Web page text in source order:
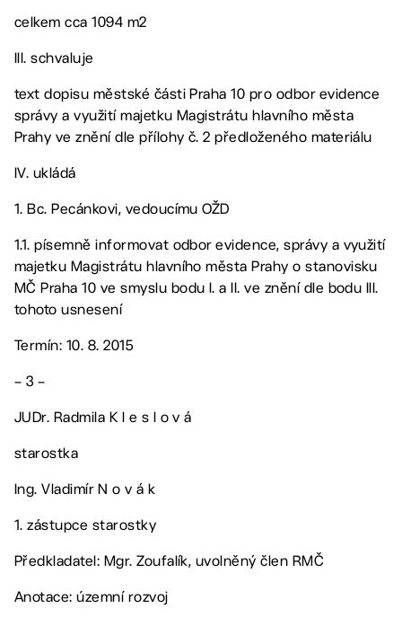
celkem cca 1094 m2
III. schvaluje
text dopisu městské části Praha 10 pro odbor evidence
správy a využití majetku Magistrátu hlavního města
Prahy ve znění dle přílohy č. 2 předloženého materiálu
IV. ukládá
1. Bc. Pecánkovi, vedoucímu OŽD
1.1. písemně informovat odbor evidence, správy a využití
majetku Magistrátu hlavního města Prahy o stanovisku
MČ Praha 10 ve smyslu bodu I. a II. ve znění dle bodu III.
tohoto usnesení
Termín: 10. 8. 2015
– 3 –
JUDr. Radmila K l e s l o v á
starostka
Ing. Vladimír N o v á k
1. zástupce starostky
Předkladatel: Mgr. Zoufalík, uvolněný člen RMČ
Anotace: územní rozvoj